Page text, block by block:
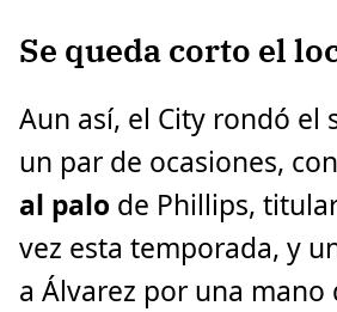
Se queda corto el
Aun así, el City rondó el
un par de ocasiones,
al palo de Phillips,
vez esta temporada, y
a Álvarez por una mano